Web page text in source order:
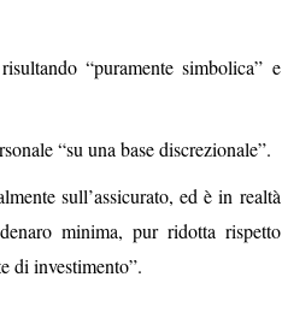
“puramente simbolica” e
“su una base discrezionale”.
sull’assicurato, ed è in realtà
minima, pur ridotta rispetto
di investimento”.